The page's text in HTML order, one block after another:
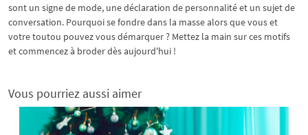
sont un signe de mode, une déclaration de personnalité et un sujet de
conversation. Pourquoi se fondre dans la masse alors que vous et
votre toutou pouvez vous démarquer ? Mettez la main sur ces motifs
et commencez à broder dès aujourd'hui !
Vous pourriez aussi aimer